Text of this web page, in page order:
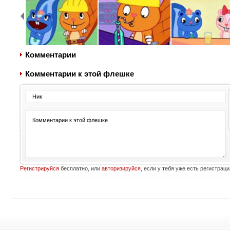
Комментарии
Комментарии к этой флешке
Регистрируйсябесплатно, или авторизируйся, если у тебя уже есть